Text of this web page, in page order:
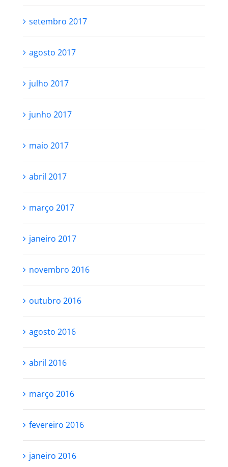
setembro 2017
agosto 2017
julho 2017
junho 2017
maio 2017
abril 2017
março 2017
janeiro 2017
novembro 2016
outubro 2016
agosto 2016
abril 2016
março 2016
fevereiro 2016
janeiro 2016